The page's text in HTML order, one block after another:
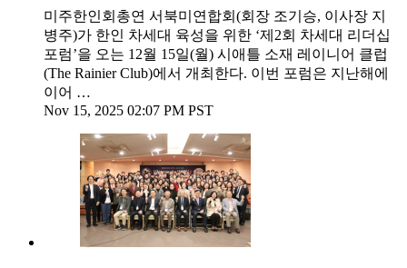
미주한인회총연 서북미연합회(회장 조기승, 이사장 지
병주)가 한인 차세대 육성을 위한 ‘제2회 차세대 리더십
포럼’을 오는 12월 15일(월) 시애틀 소재 레이니어 클럽
(The Rainier Club)에서 개최한다. 이번 포럼은 지난해에
이어 …
Nov 15, 2025 02:07 PM PST